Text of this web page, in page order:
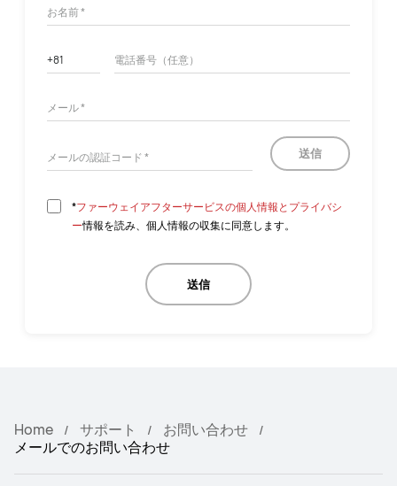
送信
*ファーウェイアフターサービスの個人情報とプライバシ
ー情報を読み、個人情報の収集に同意します。
送信
Home サポート
お問い合わせ
メールでのお問い合わせ